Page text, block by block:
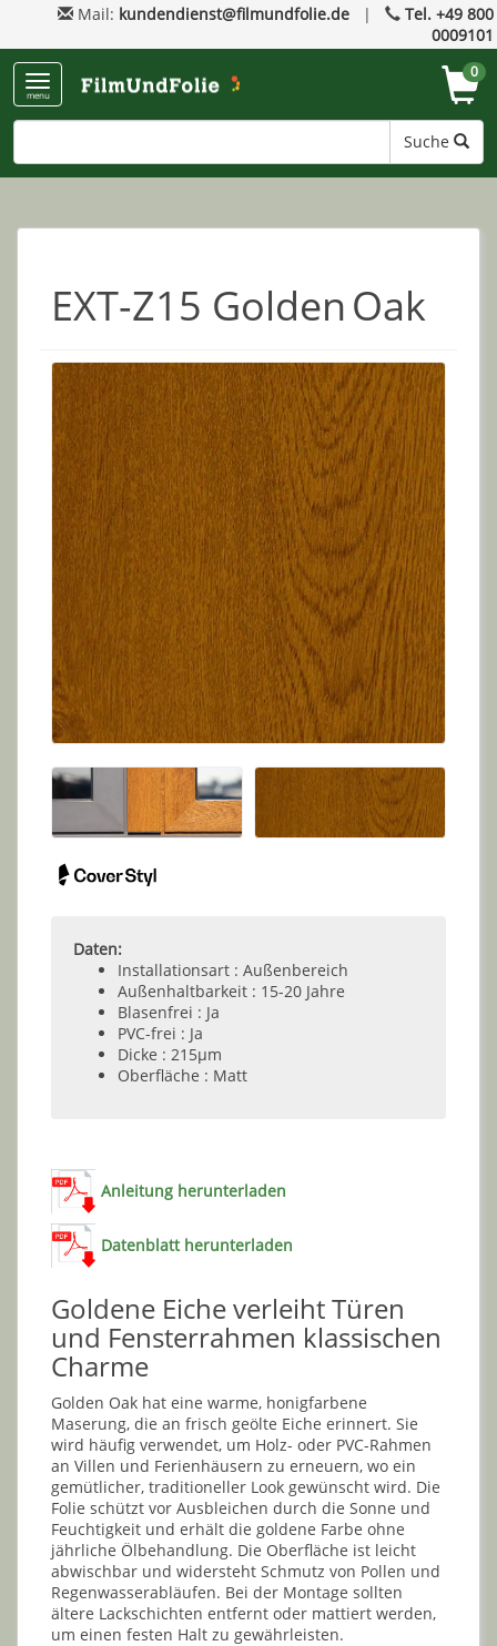
Mail: kundendienst@filmundfolie.de |
Tel. +49 800
0009101
menu
Suche
0
EXT-Z15 Golden Oak
Daten:
Installationsart : Außenbereich
Außenhaltbarkeit : 15-20 Jahre
Blasenfrei : Ja
PVC-frei : Ja
Dicke : 215µm
Oberfläche : Matt
Anleitung herunterladen
Datenblatt herunterladen
Goldene Eiche verleiht Türen
und Fensterrahmen klassischen
Charme
Golden Oak hat eine warme, honigfarbene
Maserung, die an frisch geölte Eiche erinnert. Sie
wird häufig verwendet, um Holz- oder PVC-Rahmen
an Villen und Ferienhäusern zu erneuern, wo ein
gemütlicher, traditioneller Look gewünscht wird. Die
Folie schützt vor Ausbleichen durch die Sonne und
Feuchtigkeit und erhält die goldene Farbe ohne
jährliche Ölbehandlung. Die Oberfläche ist leicht
abwischbar und widersteht Schmutz von Pollen und
Regenwasserabläufen. Bei der Montage sollten
ältere Lackschichten entfernt oder mattiert werden,
um einen festen Halt zu gewährleisten.